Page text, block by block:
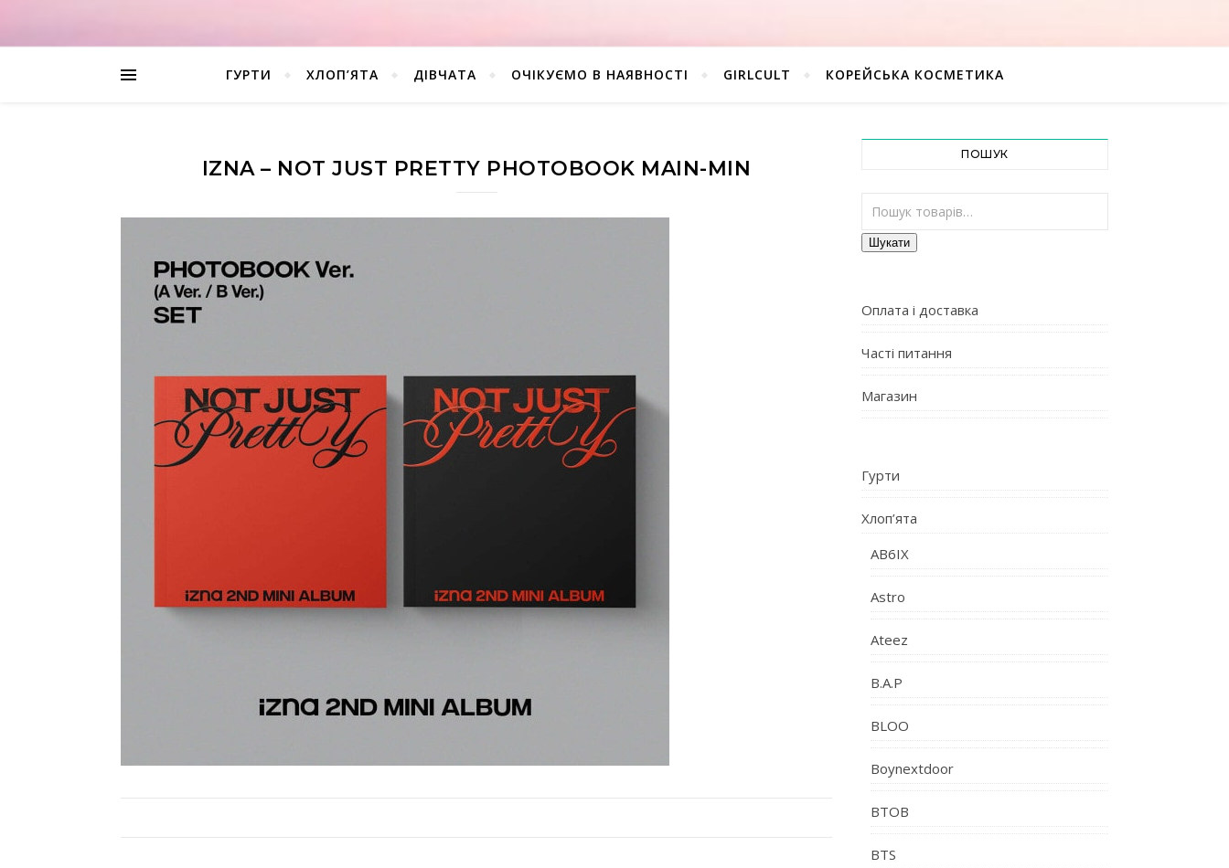
ГУРТИ ХЛОП’ЯТА ДІВЧАТА ОЧІКУЄМО В НАЯВНОСТІ GIRLCULT КОРЕЙСЬКА КОСМЕТИКА
IZNA – NOT JUST PRETTY PHOTOBOOK MAIN-MIN
ПОШУК
Шукати:
Шукати
Оплата і доставка
Часті питання
Магазин
Гурти
Хлоп’ята
AB6IX
Astro
Ateez
B.A.P
BLOO
Boynextdoor
BTOB
BTS